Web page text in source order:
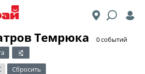
Темрюка
​0 событий
Сбросить